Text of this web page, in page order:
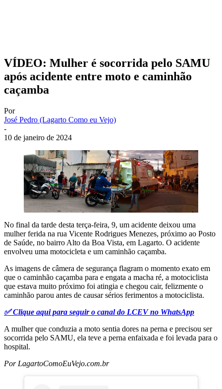
VÍDEO: Mulher é socorrida pelo SAMU
após acidente entre moto e caminhão
caçamba
Por
José Pedro (Lagarto Como eu Vejo)
-
10 de janeiro de 2024
No final da tarde desta terça-feira, 9, um acidente deixou uma
mulher ferida na rua Vicente Rodrigues Menezes, próximo ao Posto
de Saúde, no bairro Alto da Boa Vista, em Lagarto. O acidente
envolveu uma motocicleta e um caminhão caçamba.
As imagens de câmera de segurança flagram o momento exato em
que o caminhão caçamba para e engata a macha ré, a motociclista
que estava muito próximo foi atingia e chegou cair, felizmente o
caminhão parou antes de causar sérios ferimentos a motociclista.
✅ Clique aqui para seguir o canal do LCEV no WhatsApp
A mulher que conduzia a moto sentia dores na perna e precisou ser
socorrida pelo SAMU, ela teve a perna enfaixada e foi levada para o
hospital.
Por LagartoComoEuVejo.com.br